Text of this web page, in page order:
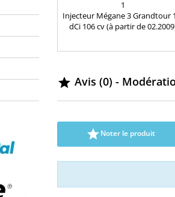
(À PARTIR DE 02.2009)
1
Injecteur Mégane 3 Grandtour
dCi 106 cv (à partir de
166008052R , H8200704180
Pièce d'origine
 Avis (0) -
Noter le produit